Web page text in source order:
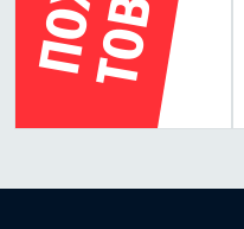
моторное
BIZOL Green Oil+ 5W-30
1431 руб.